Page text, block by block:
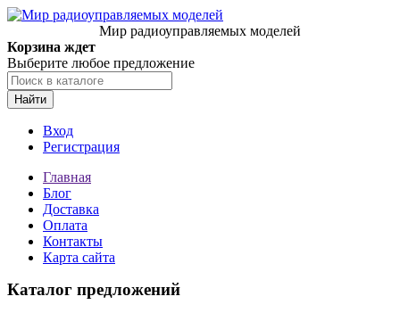
Мир радиоуправляемых моделей
Корзина ждет
Выберите любое предложение
Найти
Вход
Регистрация
Главная
Блог
Доставка
Оплата
Контакты
Карта сайта
Каталог предложений